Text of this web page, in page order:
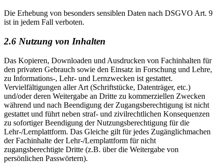
Die Erhebung von besonders sensiblen Daten nach DSGVO Art. 9
ist in jedem Fall verboten.
2.6 Nutzung von Inhalten
Das Kopieren, Downloaden und Ausdrucken von Fachinhalten für
den privaten Gebrauch sowie den Einsatz in Forschung und Lehre,
zu Informations-, Lehr- und Lernzwecken ist gestattet.
Vervielfältigungen aller Art (Schriftstücke, Datenträger, etc.)
und/oder deren Weitergabe an Dritte zu kommerziellen Zwecken
während und nach Beendigung der Zugangsberechtigung ist nicht
gestattet und führt neben straf- und zivilrechtlichen Konsequenzen
zu sofortiger Beendigung der Nutzungsberechtigung für die
Lehr-/Lernplattform. Das Gleiche gilt für jedes Zugänglichmachen
der Fachinhalte der Lehr-/Lernplattform für nicht
zugangsberechtigte Dritte (z.B. über die Weitergabe von
persönlichen Passwörtern).